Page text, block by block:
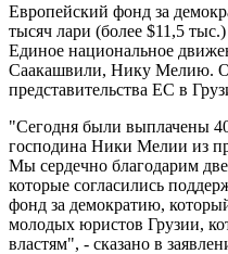
Европейский фонд за
тысяч лари (более $11,5
Единое национальное
Саакашвили, Нику Мелию.
представительства ЕС в
"Сегодня были выплачены
господина Ники Мелии из
Мы сердечно благодарим
которые согласились
фонд за демократию,
молодых юристов Грузии,
властям", - сказано в